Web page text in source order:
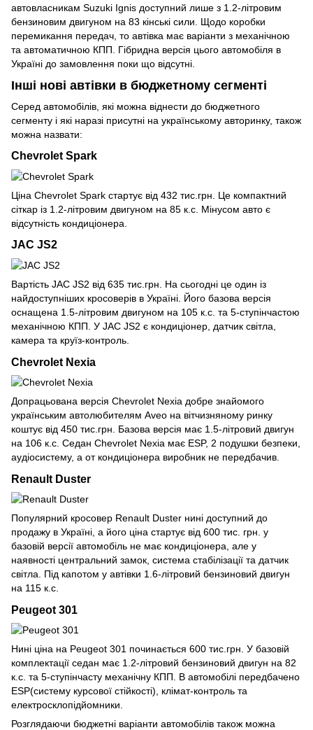
автовласникам Suzuki Ignis доступний лише з 1.2-літровим
бензиновим двигуном на 83 кінські сили. Щодо коробки
перемикання передач, то автівка має варіанти з механічною
та автоматичною КПП. Гібридна версія цього автомобіля в
Україні до замовлення поки що відсутні.
Інші нові автівки в бюджетному сегменті
Серед автомобілів, які можна віднести до бюджетного
сегменту і які наразі присутні на українському авторинку, також
можна назвати:
Chevrolet Spark
Ціна Chevrolet Spark стартує від 432 тис.грн. Це компактний
сіткар із 1.2-літровим двигуном на 85 к.с. Мінусом авто є
відсутність кондиціонера.
JAC JS2
Вартість JAC JS2 від 635 тис.грн. На сьогодні це один із
найдоступніших кросоверів в Україні. Його базова версія
оснащена 1.5-літровим двигуном на 105 к.с. та 5-ступінчастою
механічною КПП. У JAC JS2 є кондиціонер, датчик світла,
камера та круїз-контроль.
Chevrolet Nexia
Допрацьована версія Chevrolet Nexia добре знайомого
українським автолюбителям Aveo на вітчизняному ринку
коштує від 450 тис.грн. Базова версія має 1.5-літровий двигун
на 106 к.с. Седан Chevrolet Nexia має ESP, 2 подушки безпеки,
аудіосистему, а от кондиціонера виробник не передбачив.
Renault Duster
Популярний кросовер Renault Duster нині доступний до
продажу в Україні, а його ціна стартує від 600 тис. грн. у
базовій версії автомобіль не має кондиціонера, але у
наявності центральний замок, система стабілізації та датчик
світла. Під капотом у автівки 1.6-літровий бензиновий двигун
на 115 к.с.
Peugeot 301
Нині ціна на Peugeot 301 починається 600 тис.грн. У базовій
комплектації седан має 1.2-літровий бензиновий двигун на 82
к.с. та 5-ступінчасту механічну КПП. В автомобілі передбачено
ESP(систему курсової стійкості), клімат-контроль та
електросклопідйомники.
Розглядаючи бюджетні варіанти автомобілів також можна